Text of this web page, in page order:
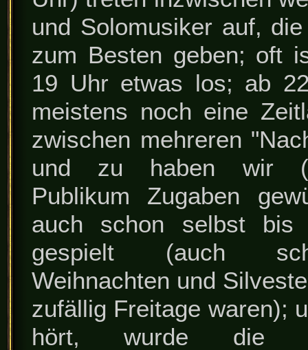
und Solomusiker auf,
zum Besten geben; oft
19 Uhr etwas los; ab
meistens noch eine
zwischen mehreren
und zu haben wir
Publikum Zugaben
auch schon selbst bis
gespielt (auch
Weihnachten und
zufällig Freitage waren);
hört, wurde die